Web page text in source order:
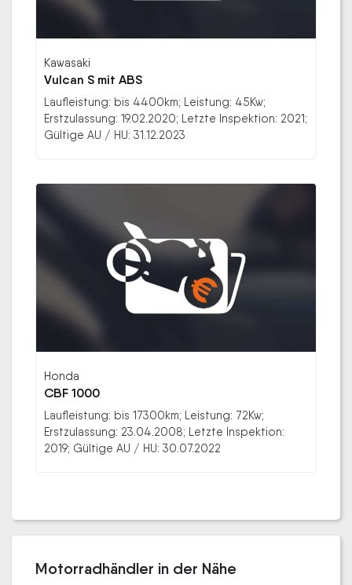
Kawasaki
Vulcan S mit ABS
Laufleistung: bis 4400km; Leistung: 45Kw;
Erstzulassung: 19.02.2020; Letzte Inspektion: 2021;
Gültige AU / HU: 31.12.2023
Honda
CBF 1000
Laufleistung: bis 17300km; Leistung: 72Kw;
Erstzulassung: 23.04.2008; Letzte Inspektion:
2019; Gültige AU / HU: 30.07.2022
Motorradhändler in der Nähe